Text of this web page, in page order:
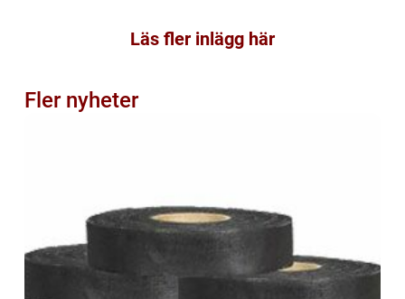
Läs fler inlägg här
Fler nyheter